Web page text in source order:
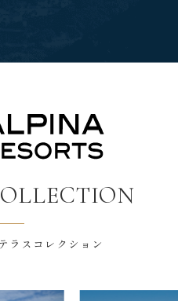
ラスコレクション